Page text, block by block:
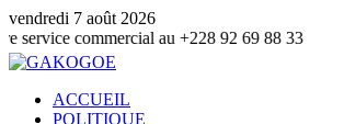
vendredi 7 août 2026
au +228 92 69 88 33
ACCUEIL
POLITIQUE